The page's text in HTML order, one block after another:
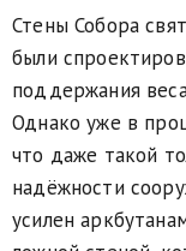
Стены Собора
были
поддержания
Однако уже в
что даже такой
надёжности
усилен